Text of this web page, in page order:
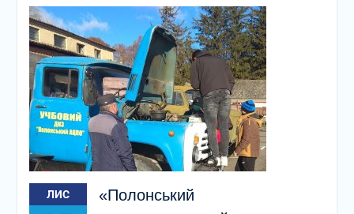
ЛИС
«Полонський